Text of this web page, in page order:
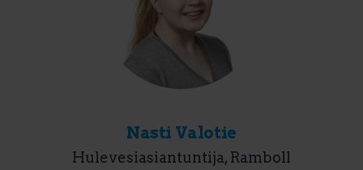
Nasti Valotie
Hulevesiasiantuntija, Ramboll